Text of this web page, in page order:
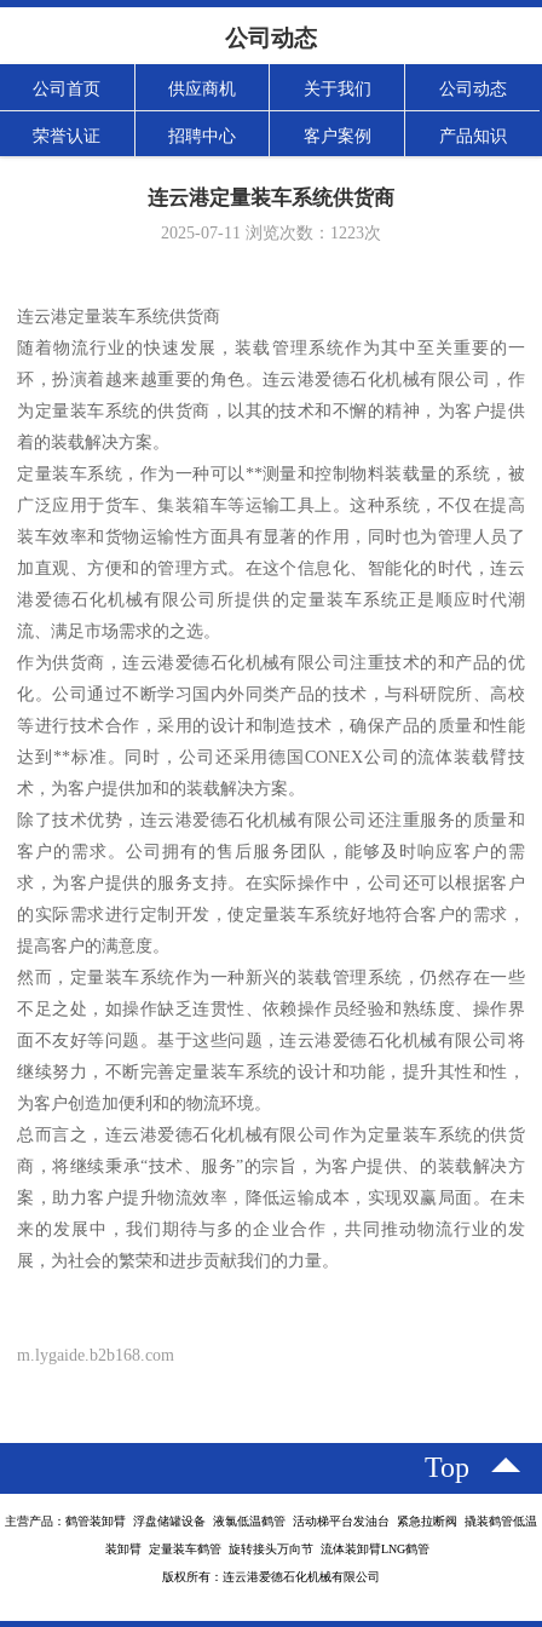
公司动态
公司首页 供应商机 关于我们 公司动态
荣誉认证 招聘中心 客户案例 产品知识
连云港定量装车系统供货商
2025-07-11 浏览次数： 1223次
连云港定量装车系统供货商
随着物流行业的快速发展，装载管理系统作为其中至关重要的一
环，扮演着越来越重要的角色。连云港爱德石化机械有限公司，作
为定量装车系统的供货商，以其的技术和不懈的精神，为客户提供
着的装载解决方案。
定量装车系统，作为一种可以**测量和控制物料装载量的系统，被
广泛应用于货车、集装箱车等运输工具上。这种系统，不仅在提高
装车效率和货物运输性方面具有显著的作用，同时也为管理人员了
加直观、方便和的管理方式。在这个信息化、智能化的时代，连云
港爱德石化机械有限公司所提供的定量装车系统正是顺应时代潮
流、满足市场需求的之选。
作为供货商，连云港爱德石化机械有限公司注重技术的和产品的优
化。公司通过不断学习国内外同类产品的技术，与科研院所、高校
等进行技术合作，采用的设计和制造技术，确保产品的质量和性能
达到**标准。同时，公司还采用德国CONEX公司的流体装载臂技
术，为客户提供加和的装载解决方案。
除了技术优势，连云港爱德石化机械有限公司还注重服务的质量和
客户的需求。公司拥有的售后服务团队，能够及时响应客户的需
求，为客户提供的服务支持。在实际操作中，公司还可以根据客户
的实际需求进行定制开发，使定量装车系统好地符合客户的需求，
提高客户的满意度。
然而，定量装车系统作为一种新兴的装载管理系统，仍然存在一些
不足之处，如操作缺乏连贯性、依赖操作员经验和熟练度、操作界
面不友好等问题。基于这些问题，连云港爱德石化机械有限公司将
继续努力，不断完善定量装车系统的设计和功能，提升其性和性，
为客户创造加便利和的物流环境。
总而言之，连云港爱德石化机械有限公司作为定量装车系统的供货
商，将继续秉承“技术、服务”的宗旨，为客户提供、的装载解决方
案，助力客户提升物流效率，降低运输成本，实现双赢局面。在未
来的发展中，我们期待与多的企业合作，共同推动物流行业的发
展，为社会的繁荣和进步贡献我们的力量。
m.lygaide.b2b168.com
Top
主营产品：鹤管装卸臂 浮盘储罐设备 液氯低温鹤管 活动梯平台发油台 紧急拉断阀 撬装鹤管低温
装卸臂 定量装车鹤管 旋转接头万向节 流体装卸臂LNG鹤管
版权所有：连云港爱德石化机械有限公司